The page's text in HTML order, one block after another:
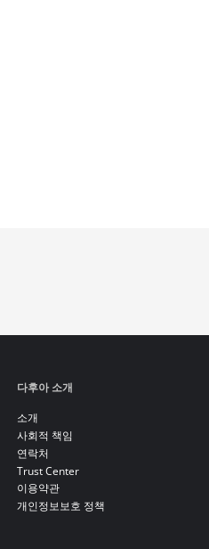
다후아 소개
소개
사회적 책임
연락처
Trust Center
이용약관
개인정보보호 정책